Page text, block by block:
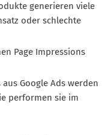
generieren viele
oder schlechte
Page Impressions
aus Google Ads werden
performen sie im